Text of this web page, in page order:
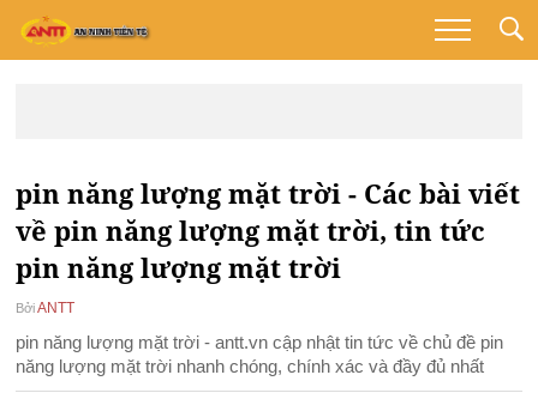
pin năng lượng mặt trời - Các bài viết
về pin năng lượng mặt trời, tin tức
pin năng lượng mặt trời
Bởi ANTT
pin năng lượng mặt trời - antt.vn cập nhật tin tức về chủ đề pin
năng lượng mặt trời nhanh chóng, chính xác và đầy đủ nhất